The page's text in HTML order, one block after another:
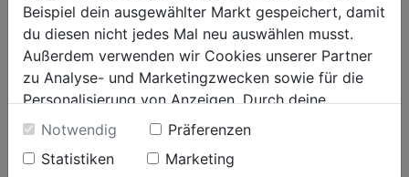
Beispiel dein ausgewählter Markt gespeichert, damit
du diesen nicht jedes Mal neu auswählen musst.
Außerdem verwenden wir Cookies unserer Partner
zu Analyse- und Marketingzwecken sowie für die
Personalisierung von Anzeigen. Durch deine
Einwilligung werden die Daten von Drittanbieter,
unter anderem auch in den USA, verarbeitet.
Durch Klick auf "Alle Cookies erlauben" stimmst du
Notwendig
Präferenzen
Statistiken
Marketing